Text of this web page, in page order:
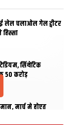
लेल चलाओल गेल ट्वीटर
सिंथेटिक
50 करोड़
मार्च मे होएत